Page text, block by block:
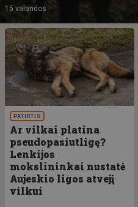
15 valandos
PATIRTIS
Ar vilkai platina
pseudopasiutligę?
Lenkijos
mokslininkai nustatė
Aujeskio ligos atvejį
vilkui